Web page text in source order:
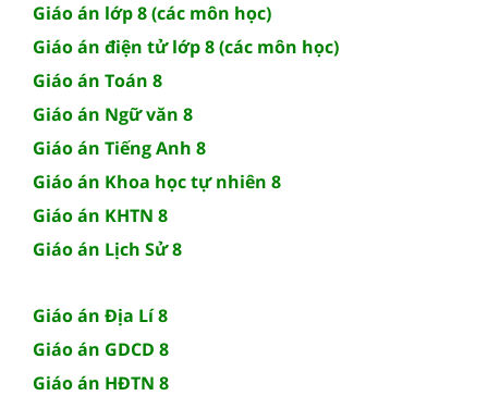
Giáo án lớp 8 (các môn học)
Giáo án điện tử lớp 8 (các môn học)
Giáo án Toán 8
Giáo án Ngữ văn 8
Giáo án Tiếng Anh 8
Giáo án Khoa học tự nhiên 8
Giáo án KHTN 8
Giáo án Lịch Sử 8
Giáo án Địa Lí 8
Giáo án GDCD 8
Giáo án HĐTN 8